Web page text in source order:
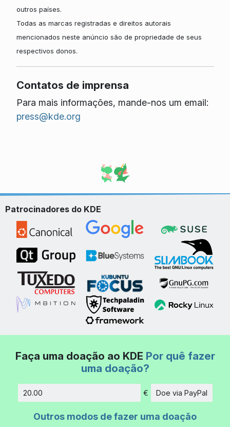
outros países.
Todas as marcas registradas e direitos autorais
mencionados neste anúncio são de propriedade de seus
respectivos donos.
Contatos de imprensa
Para mais informações, mande-nos um email:
press@kde.org
Patrocinadores do KDE
Faça uma doação ao KDE Por quê fazer
uma doação?
Quantidade
€ Doe via PayPal
Outros modos de fazer uma doação